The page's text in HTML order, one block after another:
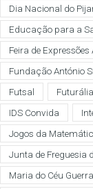
Dia Nacional do
Educação para a
Feira de
Fundação António
Futsal
Futurália
IDS Convida
Jogos da
Junta de Freguesia
Maria do Céu Guerra